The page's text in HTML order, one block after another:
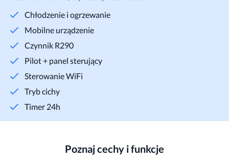
Chłodzenie i ogrzewanie
Mobilne urządzenie
Czynnik R290
Pilot + panel sterujący
Sterowanie WiFi
Tryb cichy
Timer 24h
Poznaj cechy i funkcje